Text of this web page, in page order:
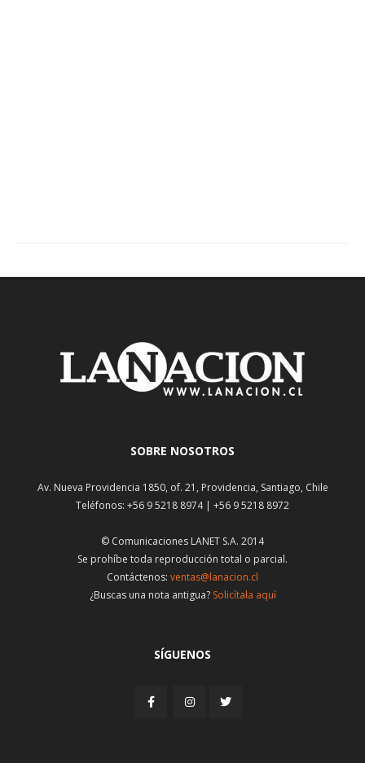
SOBRE NOSOTROS
Av. Nueva Providencia 1850, of. 21, Providencia, Santiago, Chile
Teléfonos: +56 9 5218 8974 | +56 9 5218 8972
© Comunicaciones LANET S.A. 2014
Se prohíbe toda reproducción total o parcial.
Contáctenos: ventas@lanacion.cl
¿Buscas una nota antigua? Solicítala aquí
SÍGUENOS